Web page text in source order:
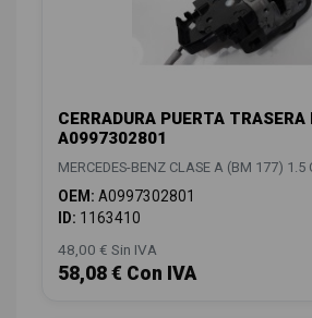
CERRADURA PUERTA TRASERA
A0997302801
MERCEDES-BENZ CLASE A (BM 177) 1.5
OEM: A0997302801
ID: 1163410
48,00 € Sin IVA
58,08 € Con IVA